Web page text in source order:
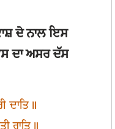
ਦੇ ਨਾਲ ਇਸ
ਦਾ ਅਸਰ ਦੱਸ
ਦਾਤਿ॥